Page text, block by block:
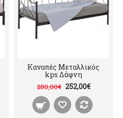
Καναπές Μεταλλικός
kps Δάφνη
280,00€ 252,00€